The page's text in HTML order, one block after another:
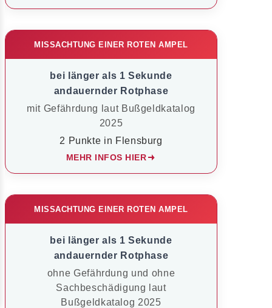
MISSACHTUNG EINER ROTEN AMPEL
bei länger als 1 Sekunde
andauernder Rotphase
mit Gefährdung laut Bußgeldkatalog
2025
2 Punkte in Flensburg
MEHR INFOS HIER
MISSACHTUNG EINER ROTEN AMPEL
bei länger als 1 Sekunde
andauernder Rotphase
ohne Gefährdung und ohne
Sachbeschädigung laut
Bußgeldkatalog 2025